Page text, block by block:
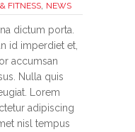
FITNESS NEWS
dictum porta.
id imperdiet et,
accumsan
Nulla quis
Lorem
adipiscing
nisl tempus